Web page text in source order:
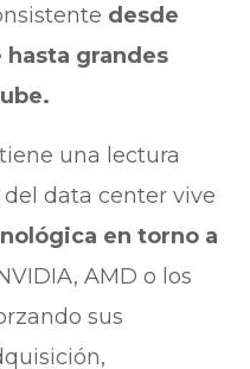
desde
grandes
una lectura
data center vive
en torno a
AMD o los
sus